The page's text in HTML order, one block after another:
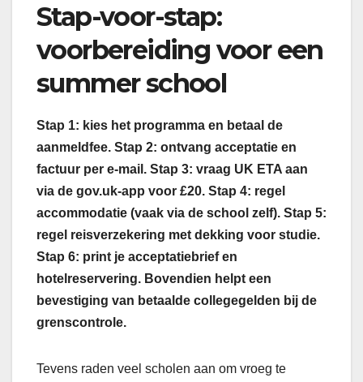
Stap-voor-stap:
voorbereiding voor een
summer school
Stap 1: kies het programma en betaal de
aanmeldfee. Stap 2: ontvang acceptatie en
factuur per e-mail. Stap 3: vraag UK ETA aan
via de gov.uk-app voor £20. Stap 4: regel
accommodatie (vaak via de school zelf). Stap 5:
regel reisverzekering met dekking voor studie.
Stap 6: print je acceptatiebrief en
hotelreservering. Bovendien helpt een
bevestiging van betaalde collegegelden bij de
grenscontrole.
Tevens raden veel scholen aan om vroeg te